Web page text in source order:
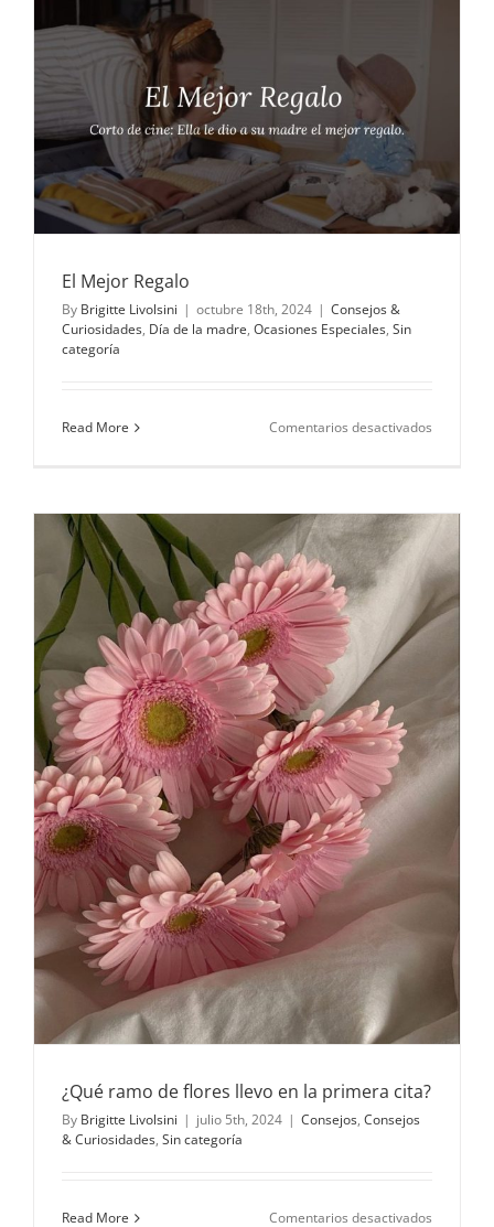
El Mejor Regalo
By Brigitte Livolsini | octubre 18th, 2024 | Consejos &
Curiosidades, Día de la madre, Ocasiones Especiales, Sin
categoría
Read More Comentarios desactivados
¿Qué ramo de flores llevo en la primera cita?
By Brigitte Livolsini | julio 5th, 2024 | Consejos, Consejos
& Curiosidades, Sin categoría
Read More Comentarios desactivados